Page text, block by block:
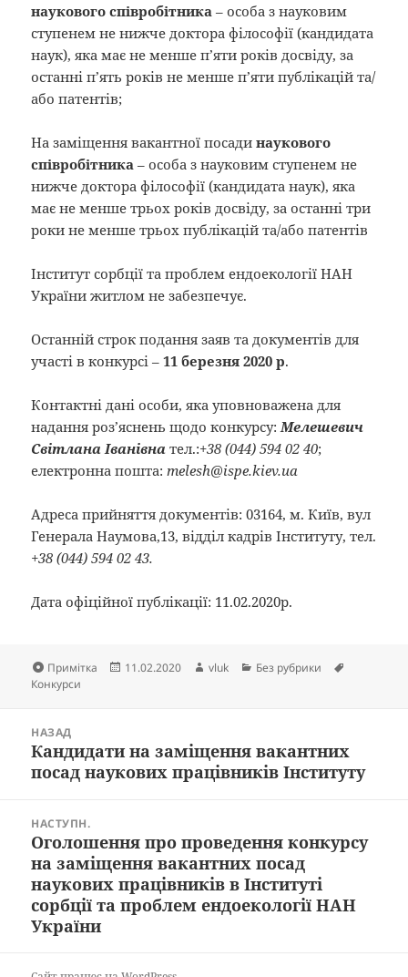
наукового співробітника – особа з науковим
ступенем не нижче доктора філософії (кандидата
наук), яка має не менше п’яти років досвіду, за
останні п’ять років не менше п’яти публікацій та/
або патентів;
На заміщення вакантної посадинаукового
співробітника – особа з науковим ступенем не
нижче доктора філософії (кандидата наук), яка
має не менше трьох років досвіду, за останні три
роки не менше трьох публікацій та/або патентів
Інститут сорбції та проблем ендоекології НАН
України житлом не забезпечує.
Останній строк подання заяв та документів для
участі в конкурсі –11 березня 2020 р.
Контактні дані особи, яка уповноважена для
надання роз’яснень щодо конкурсу:Мелешевич
Світлана Іванівна тел.:+38 (044) 594 02 40;
електронна пошта:melesh@ispe.kiev.ua
Адреса прийняття документів: 03164, м. Київ, вул
Генерала Наумова,13, відділ кадрів Інституту, тел.
+38 (044) 594 02 43.
Дата офіційної публікації: 11.02.2020р.
Формат
Примітка Опубліковано
11.02.2020 Автор
vluk Категорії
Без рубрики
Конкурси
записівНАЗАД
Попередній
запис:
Кандидати на заміщення вакантних
посад наукових працівників Інституту
НАСТУПН.
Наступний
запис:
Оголошення про проведення конкурсу
на заміщення вакантних посад
наукових працівників в Інституті
сорбції та проблем ендоекології НАН
України